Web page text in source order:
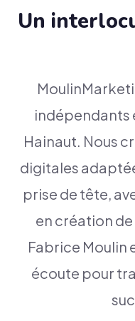
Un
indépendants
Hainaut. Nous
digitales
prise de tête,
en création
Fabrice Moulin
écoute pour